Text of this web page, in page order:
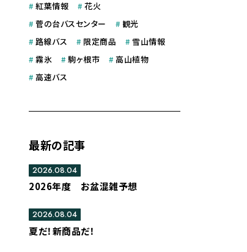
# 紅葉情報 # 花火
# 菅の台バスセンター # 観光
# 路線バス # 限定商品 # 雪山情報
# 霧氷 # 駒ヶ根市 # 高山植物
# 高速バス
最新の記事
2026年度 お盆混雑予想
2026.08.04
夏だ！新商品だ！
2026.08.04